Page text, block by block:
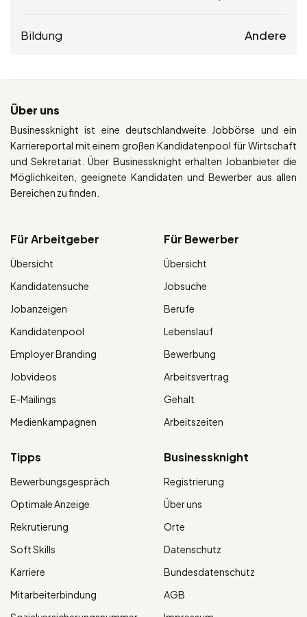
Bildung Andere
Über uns
Businessknight ist eine deutschlandweite Jobbörse und ein
Karriereportal mit einem großen Kandidatenpool für Wirtschaft
und Sekretariat. Über Businessknight erhalten Jobanbieter die
Möglichkeiten, geeignete Kandidaten und Bewerber aus allen
Bereichen zu finden.
Für Arbeitgeber
Übersicht
Kandidatensuche
Jobanzeigen
Kandidatenpool
Employer Branding
Jobvideos
E-Mailings
Medienkampagnen
Für Bewerber
Übersicht
Jobsuche
Berufe
Lebenslauf
Bewerbung
Arbeitsvertrag
Gehalt
Arbeitszeiten
Tipps
Bewerbungsgespräch
Optimale Anzeige
Rekrutierung
Soft Skills
Karriere
Mitarbeiterbindung
Businessknight
Registrierung
Über uns
Orte
Datenschutz
Bundesdatenschutz
AGB